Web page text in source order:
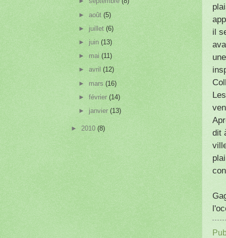
il
dit
►août(5)
► juillet(6)
► juin(13)
►mai(11)
►avril(12)
► mars(16)
►février(14)
► janvier(13)
► 2010 (8)